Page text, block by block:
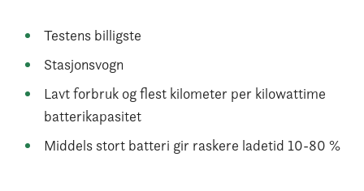
Testens billigste
Stasjonsvogn
Lavt forbruk og flest kilometer per kilowattime
batterikapasitet
Middels stort batteri gir raskere ladetid 10-80 %